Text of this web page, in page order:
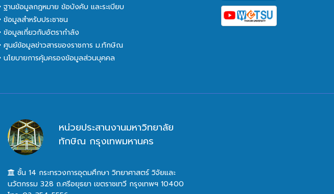
ฐานข้อมูลกฎหมาย ข้อบังคับ และระเบียบ
ข้อมูลสำหรับประชาชน
ข้อมูลเกี่ยวกับอัตรากำลัง
ศูนย์ข้อมูลข่าวสารของราชการ ม.ทักษิณ
นโยบายการคุ้มครองข้อมูลส่วนบุคคล
หน่วยประสานงานมหาวิทยาลัย
ทักษิณ กรุงเทพมหานคร
ชั้น 14 กระทรวงการอุดมศึกษา วิทยาศาสตร์ วิจัยและ
นวัตกรรม 328 ถ.ศรีอยุธยา เขตราชเทวี กรุงเทพฯ 10400